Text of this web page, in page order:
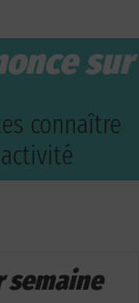
sur
connaître
semaine